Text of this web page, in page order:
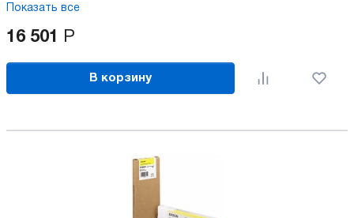
Показать все
16 501 Р
В корзину